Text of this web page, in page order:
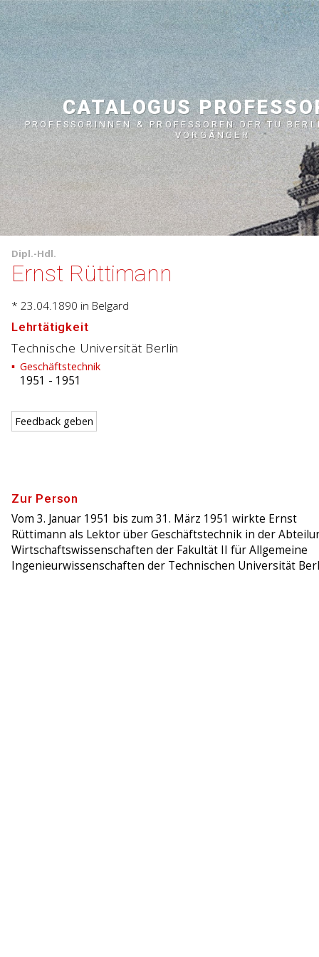
CATALOGUS
PROFESSORINNEN & PROFESSOREN DER TU
VORGÄNGER
Dipl.-Hdl.
Ernst Rüttimann
Zur Person
Vom 3. Januar 1951 bis zum 31. März 1951 wirkte Ernst
Rüttimann als Lektor über Geschäftstechnik in der
Wirtschaftswissenschaften der Fakultät II für Allgemeine
Ingenieurwissenschaften der Technischen Universität
* 23.04.1890 in Belgard
Lehrtätigkeit
Technische Universität Berlin
Geschäftstechnik
1951 - 1951
Feedback geben